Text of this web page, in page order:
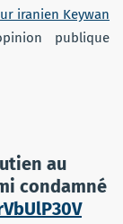
iranien Keywan
publique
au
condamné